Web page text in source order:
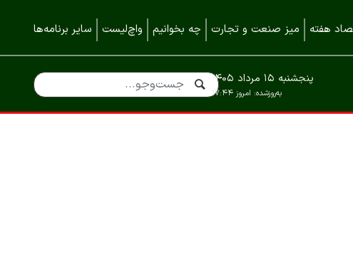
هفته میز صنعت و تجارت چه بخوانیم واچ‌لیست سایر برنامه‌ها
به‌روزشده: امروز ۱۷:۴۴
پنجشنبه ۱۵ مرداد ۱۴۰۵